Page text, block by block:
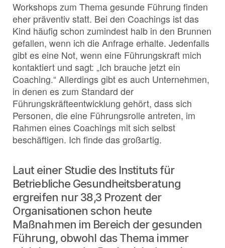
Workshops zum Thema gesunde Führung finden
eher präventiv statt. Bei den Coachings ist das
Kind häufig schon zumindest halb in den Brunnen
gefallen, wenn ich die Anfrage erhalte. Jedenfalls
gibt es eine Not, wenn eine Führungskraft mich
kontaktiert und sagt: „Ich brauche jetzt ein
Coaching.“ Allerdings gibt es auch Unternehmen,
in denen es zum Standard der
Führungskräfteentwicklung gehört, dass sich
Personen, die eine Führungsrolle antreten, im
Rahmen eines Coachings mit sich selbst
beschäftigen. Ich finde das großartig.
Laut einer Studie des Instituts für
Betriebliche Gesundheitsberatung
ergreifen nur 38,3 Prozent der
Organisationen schon heute
Maßnahmen im Bereich der gesunden
Führung, obwohl das Thema immer